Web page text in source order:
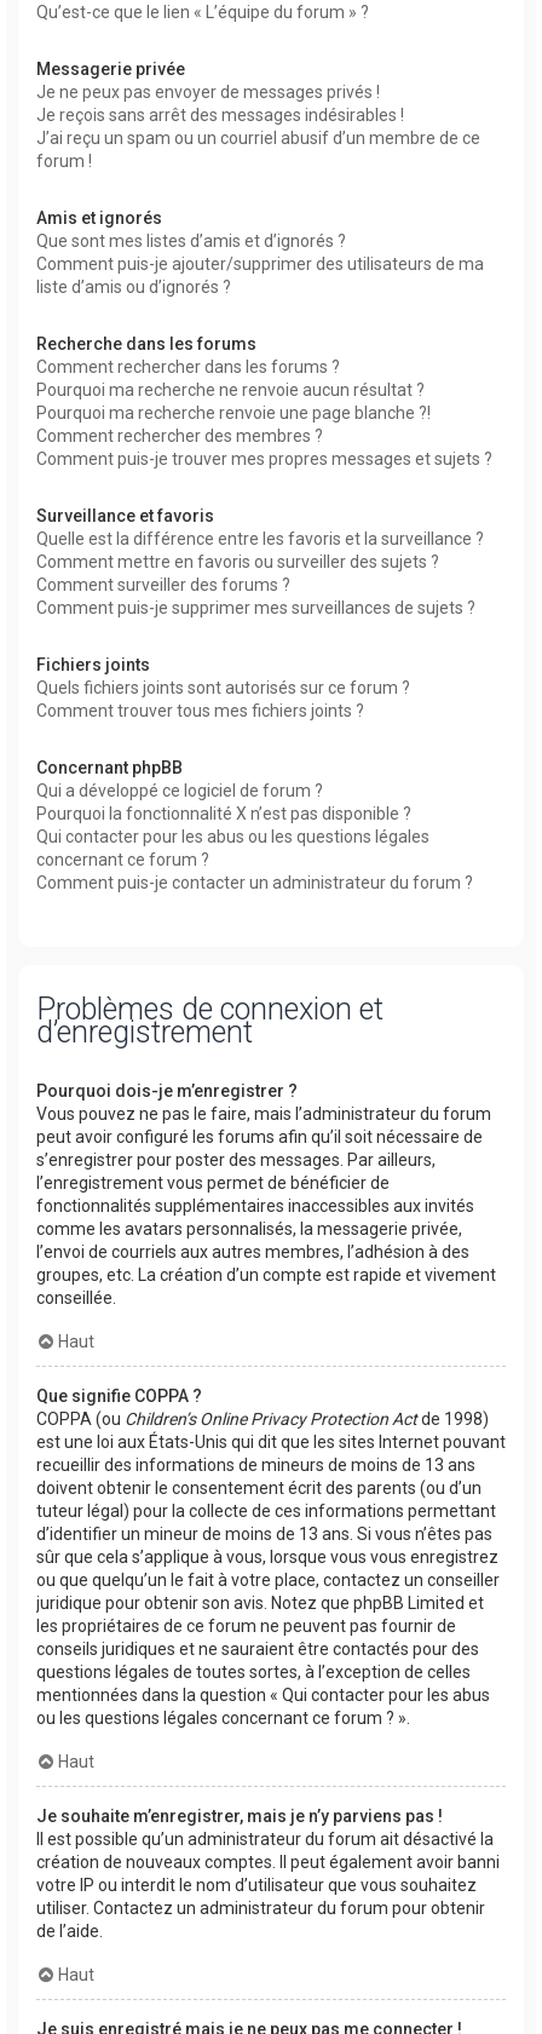
Qu’est-ce que le lien « L’équipe du forum » ?
Messagerie privée
Je ne peux pas envoyer de messages privés !
Je reçois sans arrêt des messages indésirables !
J’ai reçu un spam ou un courriel abusif d’un membre de ce
forum !
Amis et ignorés
Que sont mes listes d’amis et d’ignorés ?
Comment puis-je ajouter/supprimer des utilisateurs de ma
liste d’amis ou d’ignorés ?
Recherche dans les forums
Comment rechercher dans les forums ?
Pourquoi ma recherche ne renvoie aucun résultat ?
Pourquoi ma recherche renvoie une page blanche ?!
Comment rechercher des membres ?
Comment puis-je trouver mes propres messages et sujets ?
Surveillance et favoris
Quelle est la différence entre les favoris et la surveillance ?
Comment mettre en favoris ou surveiller des sujets ?
Comment surveiller des forums ?
Comment puis-je supprimer mes surveillances de sujets ?
Fichiers joints
Quels fichiers joints sont autorisés sur ce forum ?
Comment trouver tous mes fichiers joints ?
Concernant phpBB
Qui a développé ce logiciel de forum ?
Pourquoi la fonctionnalité X n’est pas disponible ?
Qui contacter pour les abus ou les questions légales
concernant ce forum ?
Comment puis-je contacter un administrateur du forum ?
Problèmes de connexion et
d’enregistrement
Pourquoi dois-je m’enregistrer ?
Vous pouvez ne pas le faire, mais l’administrateur du forum
peut avoir configuré les forums afin qu’il soit nécessaire de
s’enregistrer pour poster des messages. Par ailleurs,
l’enregistrement vous permet de bénéficier de
fonctionnalités supplémentaires inaccessibles aux invités
comme les avatars personnalisés, la messagerie privée,
l’envoi de courriels aux autres membres, l’adhésion à des
groupes, etc. La création d’un compte est rapide et vivement
conseillée.
Haut
Que signifie COPPA ?
COPPA (ou Children’s Online Privacy Protection Actde 1998)
est une loi aux États-Unis qui dit que les sites Internet pouvant
recueillir des informations de mineurs de moins de 13 ans
doivent obtenir le consentement écrit des parents (ou d’un
tuteur légal) pour la collecte de ces informations permettant
d’identifier un mineur de moins de 13 ans. Si vous n’êtes pas
sûr que cela s’applique à vous, lorsque vous vous enregistrez
ou que quelqu’un le fait à votre place, contactez un conseiller
juridique pour obtenir son avis. Notez que phpBB Limited et
les propriétaires de ce forum ne peuvent pas fournir de
conseils juridiques et ne sauraient être contactés pour des
questions légales de toutes sortes, à l’exception de celles
mentionnées dans la question « Qui contacter pour les abus
ou les questions légales concernant ce forum ? ».
Haut
Je souhaite m’enregistrer, mais je n’y parviens pas !
Il est possible qu’un administrateur du forum ait désactivé la
création de nouveaux comptes. Il peut également avoir banni
votre IP ou interdit le nom d’utilisateur que vous souhaitez
utiliser. Contactez un administrateur du forum pour obtenir
de l’aide.
Haut
Je suis enregistré mais je ne peux pas me connecter !